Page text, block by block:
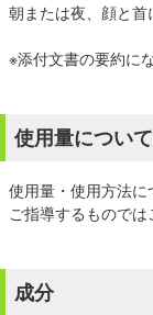
朝または夜、顔と首
※添付文書の要約に
使用量につい
使用量・使用方法
ご指導するものでは
成分